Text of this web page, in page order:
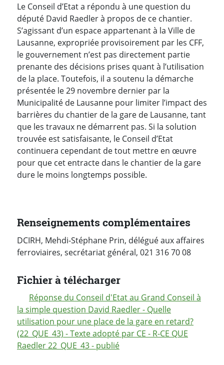
Le Conseil d’Etat a répondu à une question du
député David Raedler à propos de ce chantier.
S’agissant d’un espace appartenant à la Ville de
Lausanne, expropriée provisoirement par les CFF,
le gouvernement n’est pas directement partie
prenante des décisions prises quant à l’utilisation
de la place. Toutefois, il a soutenu la démarche
présentée le 29 novembre dernier par la
Municipalité de Lausanne pour limiter l’impact des
barrières du chantier de la gare de Lausanne, tant
que les travaux ne démarrent pas. Si la solution
trouvée est satisfaisante, le Conseil d’Etat
continuera cependant de tout mettre en œuvre
pour que cet entracte dans le chantier de la gare
dure le moins longtemps possible.
Renseignements complémentaires
DCIRH, Mehdi-Stéphane Prin, délégué aux affaires
ferroviaires, secrétariat général, 021 316 70 08
Fichier à télécharger
Réponse du Conseil d'Etat au Grand Conseil à
la simple question David Raedler - Quelle
utilisation pour une place de la gare en retard?
(22_QUE_43) - Texte adopté par CE - R-CE QUE
Raedler 22_QUE_43 - publié